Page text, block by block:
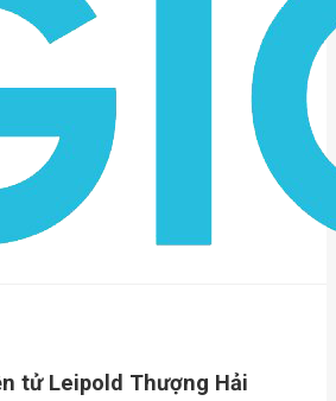
tử Leipold Thượng Hải